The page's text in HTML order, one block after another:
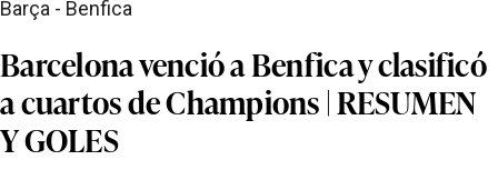
Barça - Benfica
Barcelona venció a Benfica y clasificó
a cuartos de Champions | RESUMEN
Y GOLES